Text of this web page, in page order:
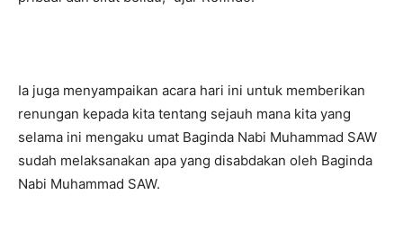
Ia juga menyampaikan acara hari ini untuk memberikan
renungan kepada kita tentang sejauh mana kita yang
selama ini mengaku umat Baginda Nabi Muhammad SAW
sudah melaksanakan apa yang disabdakan oleh Baginda
Nabi Muhammad SAW.